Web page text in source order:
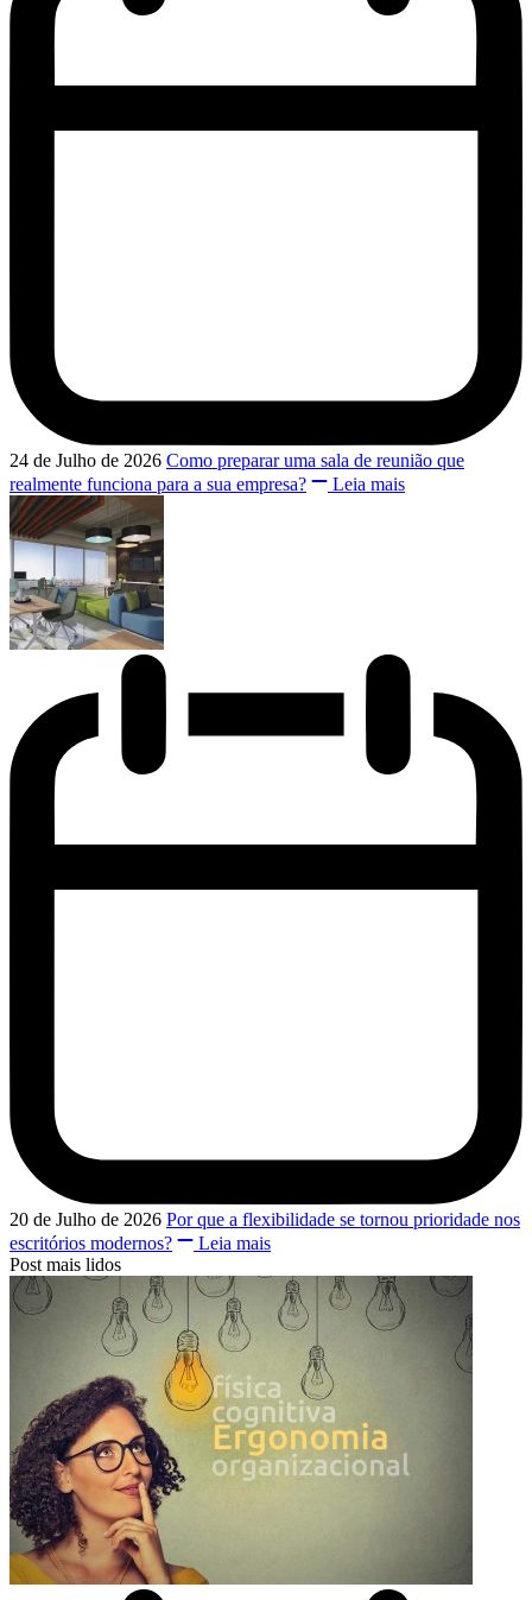
24 de Julho de 2026 Como preparar uma sala de reunião que
realmente funciona para a sua empresa?
Leia mais
20 de Julho de 2026 Por que a flexibilidade se tornou prioridade nos
escritórios modernos?
Leia mais
Post mais lidos